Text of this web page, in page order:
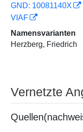
GND: 10081140X
VIAF
Namensvarianten
Herzberg, Friedrich
Vernetzte